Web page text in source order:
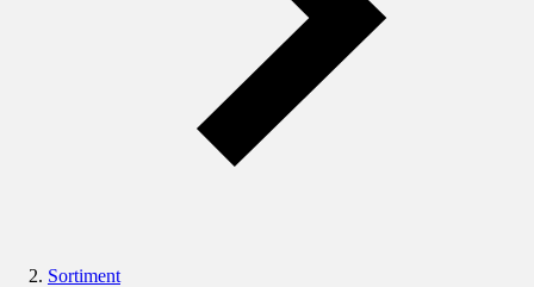
Sortiment